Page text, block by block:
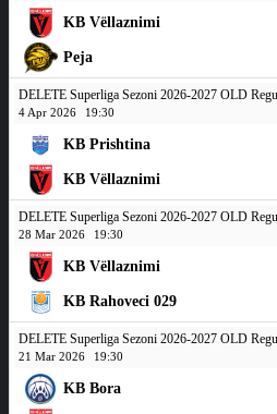
KB Vëllaznimi
Peja
DELETE Superliga Sezoni 2026-2027 OLD
4 Apr 2026 19:30
KB Prishtina
KB Vëllaznimi
DELETE Superliga Sezoni 2026-2027 OLD
28 Mar 2026 19:30
KB Vëllaznimi
KB Rahoveci 029
DELETE Superliga Sezoni 2026-2027 OLD
21 Mar 2026 19:30
KB Bora